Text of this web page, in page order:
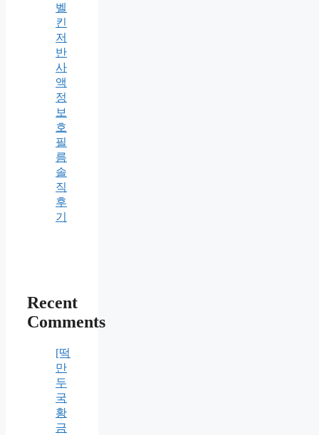
벨
킨
저
반
사
액
정
보
호
필
름
솔
직
후
기
Recent
Comments
[떡
만
두
국
황
금